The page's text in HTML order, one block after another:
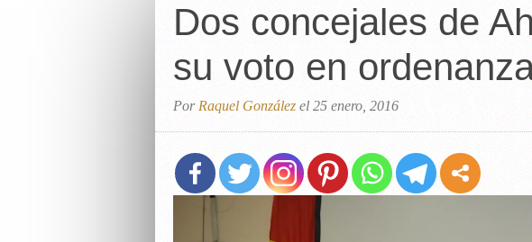
LA PIEDRA DE SÍSIFO
EL SACAPUNTAS
TODAS LAS BANDERAS
ROTAS
BREVES
Dos concejales de
su voto en
Por Raquel González el 25 enero, 2016